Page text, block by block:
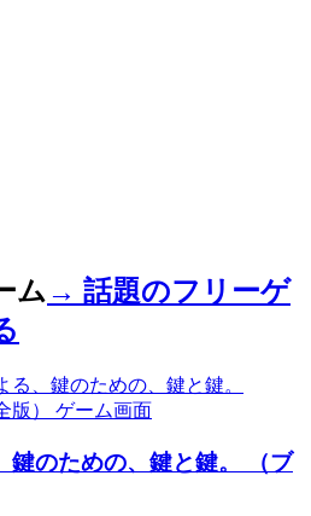
ム→ 話題のフリーゲ
鍵のための、鍵と鍵。 （ブ